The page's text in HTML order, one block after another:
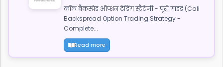
कॉल बैकस्प्रेड ऑप्शन ट्रेडिंग स्ट्रैटेजी - पूरी गाइड (Call
Backspread Option Trading Strategy -
Complete...
Read more